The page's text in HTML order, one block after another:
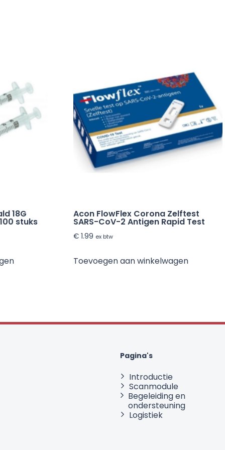
18G
stuks
Acon FlowFlex Corona Zelftest
SARS-CoV-2 Antigen Rapid Test
€ 1.99 ex btw
Toevoegen aan winkelwagen
Pagina's
Introductie
Scanmodule
Begeleiding en
ondersteuning
Logistiek